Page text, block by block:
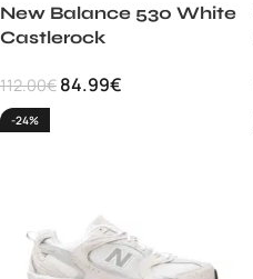
New Balance 530 White
Castlerock
112.00€ 84.99€
-24%